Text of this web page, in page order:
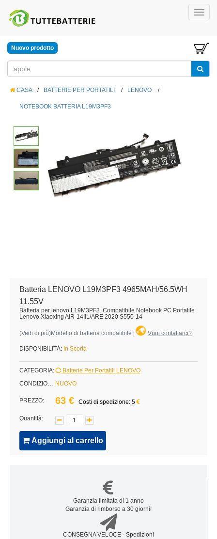
Nuovo prodotto
CASA / BATTERIE PER PORTATILI / LENOVO /
NOTEBOOK BATTERIA L19M3PF3
Batteria LENOVO L19M3PF3 4965MAH/56.5WH
11.55V
Batteria per lenovo L19M3PF3. Compatibile Notebook PC Portatile
Lenovo Xiaoxing AIR-14IIL/ARE 2020 S550-14
(Vedi di più)Modello di batteria compatibile Vuoi contattarci?
DISPONIBILITÀ: In Scorta
CATEGORIA:
Batterie Per Portatili LENOVO
CONDIZIONE: NUOVO
PREZZO: 63 € Costi di spedizione: 5
Quantità:
Aggiungi al carrello
Garanzia limitata di 1 anno
Garanzia di rimborso a 30 giorni!
CONSEGNA VELOCE - Spedizioni